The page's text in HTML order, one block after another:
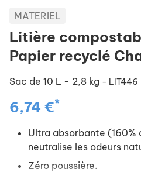
MATERIEL
Litière
Papier recyclé
Sac de 10 L - 2,8 kg - LIT446
6,74 €*
Ultra absorbante
neutralise les odeurs
Zéro poussière.